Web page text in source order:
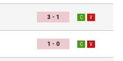
3 - 1 C V
1 - 0 C V